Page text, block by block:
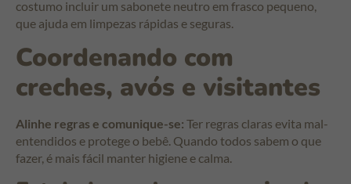
costumo incluir um sabonete neutro em frasco pequeno,
que ajuda em limpezas rápidas e seguras.
Coordenando com
creches, avós e visitantes
Alinhe regras e comunique-se: Ter regras claras evita mal-
entendidos e protege o bebê. Quando todos sabem o que
fazer, é mais fácil manter higiene e calma.